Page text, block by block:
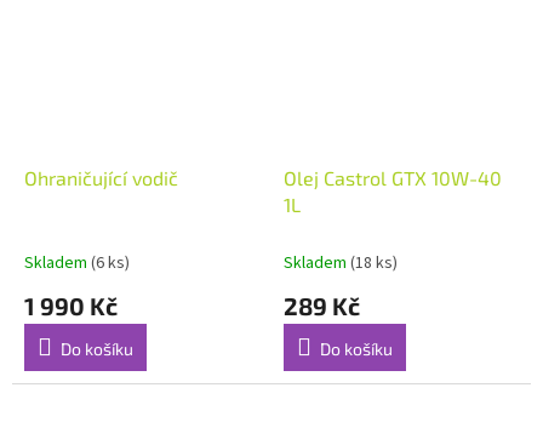
Ohraničující vodič
Skladem (6 ks)
1 990 Kč
Do košíku
Olej Castrol GTX 10W-40
1L
Skladem (18 ks)
289 Kč
Do košíku